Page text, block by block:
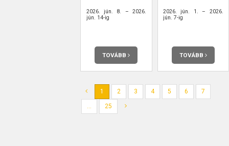
2026. jún. 8. – 2026.
jún. 14-ig
TOVÁBB
2026. jún. 1. – 2026.
jún. 7-ig
TOVÁBB
1 2 3 4 5 6 7
... 25